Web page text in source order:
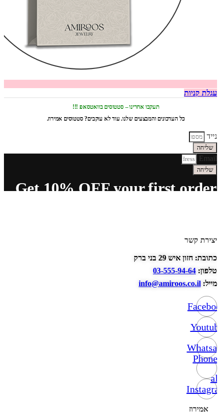
עגלת קניות
תעקבו אחרינו – סטטוסים בוואטסאפ !!!
כל העדכונים והמבצעים שלנו. עוד לא עוקבים? סטטוסים אמירוז.
נייד
שליחה
Email
שליחה
Get 10% OFF your first order
יצירת קשר
כתובת: חזון איש 29 בני ברק
טלפון: 03-555-94-64
מייל: info@amiroos.co.il
Phone-
alt
אמירוז